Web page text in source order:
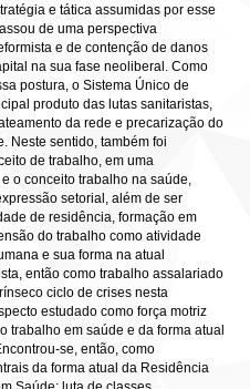
e tática assumidas por esse
de uma perspectiva
e de contenção de danos
na sua fase neoliberal. Como
postura, o Sistema Único de
produto das lutas sanitaristas,
da rede e precarização do
Neste sentido, também foi
de trabalho, em uma
o conceito trabalho na saúde,
setorial, além de ser
de residência, formação em
do trabalho como atividade
e sua forma na atual
então como trabalho assalariado
ciclo de crises nesta
estudado como força motriz
trabalho em saúde e da forma atual
se, então, como
da forma atual da Residência